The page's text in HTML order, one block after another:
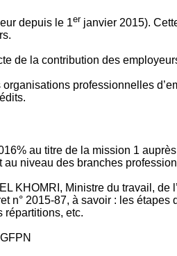
depuis le 1er janvier 2015).
de la contribution des
professionnelles
au titre de la mission 1
niveau des branches
KHOMRI, Ministre du travail,
2015-87, à savoir : les
répartitions, etc.